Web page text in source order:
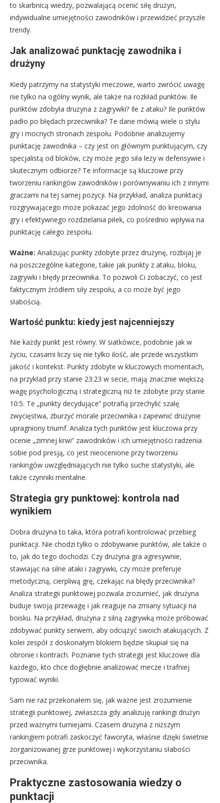
to skarbnicą wiedzy, pozwalającą ocenić siłę drużyn,
indywidualne umiejętności zawodników i przewidzieć przyszłe
trendy.
Jak analizować punktację zawodnika i
drużyny
Kiedy patrzymy na statystyki meczowe, warto zwrócić uwagę
nie tylko na ogólny wynik, ale także na rozkład punktów. Ile
punktów zdobyła drużyna z zagrywki? Ile z ataku? Ile punktów
padło po błędach przeciwnika? Te dane mówią wiele o stylu
gry i mocnych stronach zespołu. Podobnie analizujemy
punktację zawodnika – czy jest on głównym punktującym, czy
specjalistą od bloków, czy może jego siła leży w defensywie i
skutecznym odbiorze? Te informacje są kluczowe przy
tworzeniu rankingów zawodników i porównywaniu ich z innymi
graczami na tej samej pozycji. Na przykład, analiza punktacji
rozgrywającego może pokazać jego zdolność do kreowania
gry i efektywnego rozdzielania piłek, co pośrednio wpływa na
punktację całego zespołu.
Ważne: Analizując punkty zdobyte przez drużynę, rozbijaj je
na poszczególne kategorie, takie jak punkty z ataku, bloku,
zagrywki i błędy przeciwnika. To pozwoli Ci zobaczyć, co jest
faktycznym źródłem siły zespołu, a co może być jego
słabością.
Wartość punktu: kiedy jest najcenniejszy
Nie każdy punkt jest równy. W siatkówce, podobnie jak w
życiu, czasami liczy się nie tylko ilość, ale przede wszystkim
jakość i kontekst. Punkty zdobyte w kluczowych momentach,
na przykład przy stanie 23:23 w secie, mają znacznie większą
wagę psychologiczną i strategiczną niż te zdobyte przy stanie
10:5. Te „punkty decydujące” potrafią przechylić szalę
zwycięstwa, zburzyć morale przeciwnika i zapewnić drużynie
upragniony triumf. Analiza tych punktów jest kluczowa przy
ocenie „zimnej krwi” zawodników i ich umiejętności radzenia
sobie pod presją, co jest nieocenione przy tworzeniu
rankingów uwzględniających nie tylko suche statystyki, ale
także czynniki mentalne.
Strategia gry punktowej: kontrola nad
wynikiem
Dobra drużyna to taka, która potrafi kontrolować przebieg
punktacji. Nie chodzi tylko o zdobywanie punktów, ale także o
to, jak do tego dochodzi. Czy drużyna gra agresywnie,
stawiając na silne ataki i zagrywki, czy może preferuje
metodyczną, cierpliwą grę, czekając na błędy przeciwnika?
Analiza strategii punktowej pozwala zrozumieć, jak drużyna
buduje swoją przewagę i jak reaguje na zmiany sytuacji na
boisku. Na przykład, drużyna z silną zagrywką może próbować
zdobywać punkty serwem, aby odciążyć swoich atakujących. Z
kolei zespół z doskonałym blokiem będzie skupiał się na
obronie i kontrach. Poznanie tych strategii jest kluczowe dla
każdego, kto chce dogłębnie analizować mecze i trafniej
typować wyniki.
Sam nie raz przekonałem się, jak ważne jest zrozumienie
strategii punktowej, zwłaszcza gdy analizuję rankingi drużyn
przed ważnymi turniejami. Czasem drużyna z niższym
rankingiem potrafi zaskoczyć faworyta, właśnie dzięki świetnie
zorganizowanej grze punktowej i wykorzystaniu słabości
przeciwnika.
Praktyczne zastosowania wiedzy o
punktacji